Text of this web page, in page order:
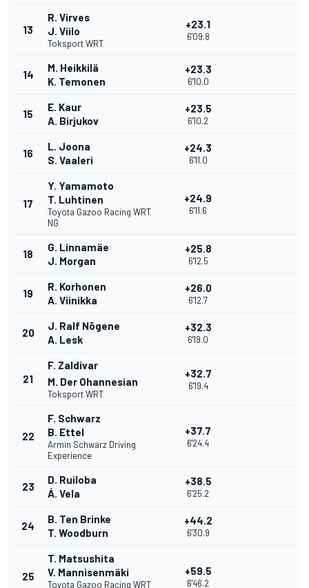
13
R. Virves
J. Viilo
Toksport WRT
+23.1
6'09.8
14
M. Heikkilä
K. Temonen
+23.3
6'10.0
15
E. Kaur
A. Birjukov
+23.5
6'10.2
16
L. Joona
S. Vaaleri
+24.3
6'11.0
17
Y. Yamamoto
T. Luhtinen
Toyota Gazoo Racing WRT
NG
+24.9
6'11.6
18
G. Linnamäe
J. Morgan
+25.8
6'12.5
19
R. Korhonen
A. Viinikka
+26.0
6'12.7
20
J. Ralf Nõgene
A. Lesk
+32.3
6'19.0
21
F. Zaldivar
M. Der Ohannesian
Toksport WRT
+32.7
6'19.4
22
F. Schwarz
B. Ettel
Armin Schwarz Driving
Experience
+37.7
6'24.4
23
D. Ruiloba
Á. Vela
+38.5
6'25.2
24
B. Ten Brinke
T. Woodburn
+44.2
6'30.9
25
T. Matsushita
V. Mannisenmäki
Toyota Gazoo Racing WRT
+59.5
6'46.2